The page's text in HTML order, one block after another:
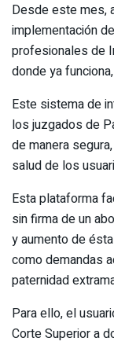
Desde este mes,
implementación
profesionales de
donde ya
Este sistema de
los juzgados de
de manera
salud de los
Esta plataforma
sin firma de un
y aumento de
como demandas
paternidad
Para ello, el
Corte Superior a